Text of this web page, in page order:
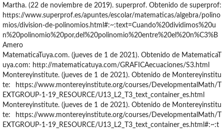
Martha. (22 de noviembre de 2019). superprof. Obtenido de superprof:
https://www.superprof.es/apuntes/escolar/matematicas/algebra/polino
mios/division-de-polinomios.html#:~:text=Cuando%20dividimos%20u
n%20polinomio%20por,del%20polinomio%20entre%20el%20n%C3%B
Amero
MatematicaTuya.com. (jueves de 1 de 2021). Obtenido de MatematicaT
uya.com: http://matematicatuya.com/GRAFICAecuaciones/S3.html
Montereyinstitute. (jueves de 1 de 2021). Obtenido de Montereyinstitu
te: https://www.montereyinstitute.org/courses/DevelopmentalMath/T
EXTGROUP-1-19_RESOURCE/U13_L2_T3_text_container_es.html
Montereyinstitute. (jueves de 1 de 2021). Obtenido de Montereyinstitu
te: https://www.montereyinstitute.org/courses/DevelopmentalMath/T
EXTGROUP-1-19_RESOURCE/U13_L2_T3_text_container_es.html#:~:t